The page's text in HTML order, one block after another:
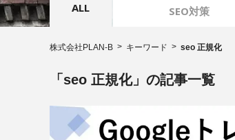
ALL SEO対策
株式会社PLAN-B キーワード seo 正規化
「seo 正規化」の記事一覧